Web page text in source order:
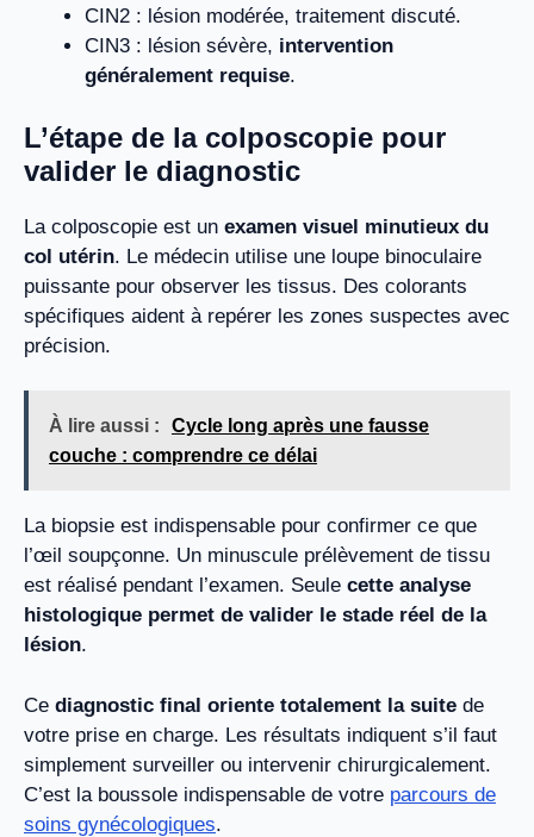
CIN2 : lésion modérée, traitement discuté.
CIN3 : lésion sévère, intervention
généralement requise.
L’étape de la colposcopie pour
valider le diagnostic
La colposcopie est un examen visuel minutieux du
col utérin. Le médecin utilise une loupe binoculaire
puissante pour observer les tissus. Des colorants
spécifiques aident à repérer les zones suspectes avec
précision.
À lire aussi :
Cycle long après une fausse
couche : comprendre ce délai
La biopsie est indispensable pour confirmer ce que
l’œil soupçonne. Un minuscule prélèvement de tissu
est réalisé pendant l’examen. Seule cette analyse
histologique permet de valider le stade réel de la
lésion.
Ce diagnostic final oriente totalement la suite de
votre prise en charge. Les résultats indiquent s’il faut
simplement surveiller ou intervenir chirurgicalement.
C’est la boussole indispensable de votre parcours de
soins gynécologiques.